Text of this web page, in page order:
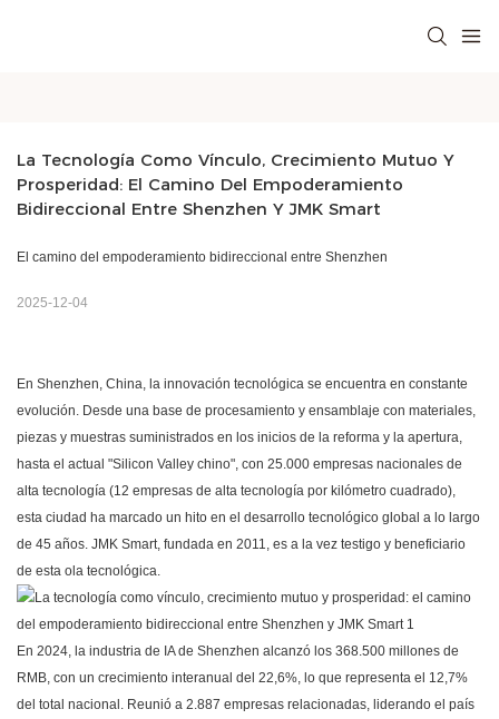
La Tecnología Como Vínculo, Crecimiento Mutuo Y
Prosperidad: El Camino Del Empoderamiento
Bidireccional Entre Shenzhen Y JMK Smart
El camino del empoderamiento bidireccional entre Shenzhen
2025-12-04
En Shenzhen, China, la innovación tecnológica se encuentra en constante
evolución. Desde una base de procesamiento y ensamblaje con materiales,
piezas y muestras suministrados en los inicios de la reforma y la apertura,
hasta el actual "Silicon Valley chino", con 25.000 empresas nacionales de
alta tecnología (12 empresas de alta tecnología por kilómetro cuadrado),
esta ciudad ha marcado un hito en el desarrollo tecnológico global a lo largo
de 45 años. JMK Smart, fundada en 2011, es a la vez testigo y beneficiario
de esta ola tecnológica.
En 2024, la industria de IA de Shenzhen alcanzó los 368.500 millones de
RMB, con un crecimiento interanual del 22,6%, lo que representa el 12,7%
del total nacional. Reunió a 2.887 empresas relacionadas, liderando el país